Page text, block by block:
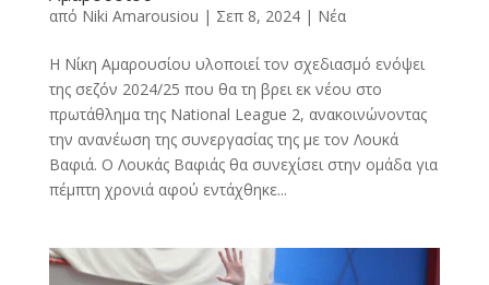
από Niki Amarousiou | Σεπ 8, 2024| Νέα
Η Νίκη Αμαρουσίου υλοποιεί τον σχεδιασμό ενόψει
της σεζόν 2024/25 που θα τη βρει εκ νέου στο
πρωτάθλημα της National League 2, ανακοινώνοντας
την ανανέωση της συνεργασίας της με τον Λουκά
Βαφιά. Ο Λουκάς Βαφιάς θα συνεχίσει στην ομάδα για
πέμπτη χρονιά αφού εντάχθηκε...